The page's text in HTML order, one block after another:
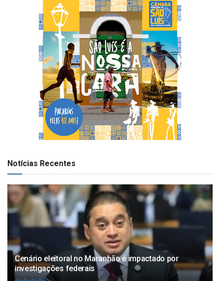
Notícias Recentes
Cenário eleitoral no Maranhão é impactado por
investigações federais